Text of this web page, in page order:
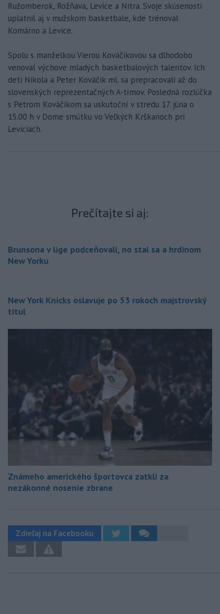
Ružomberok, Rožňava, Levice a Nitra. Svoje skúsenosti
uplatnil aj v mužskom basketbale, kde trénoval
Komárno a Levice.
Spolu s manželkou Vierou Kováčikovou sa dlhodobo
venoval výchove mladých basketbalových talentov. Ich
deti Nikola a Peter Kováčik ml. sa prepracovali až do
slovenských reprezentačných A-tímov. Posledná rozlúčka
s Petrom Kováčikom sa uskutoční v stredu 17. júna o
15.00 h v Dome smútku vo Veľkých Krškanoch pri
Leviciach.
Prečítajte si aj:
Brunsona v lige podceňovali, no stal sa a hrdinom
New Yorku
New York Knicks oslavuje po 53 rokoch majstrovský
titul
Známeho amerického športovca zatkli za
nezákonné nosenie zbrane
Zdieľaj na Facebooku